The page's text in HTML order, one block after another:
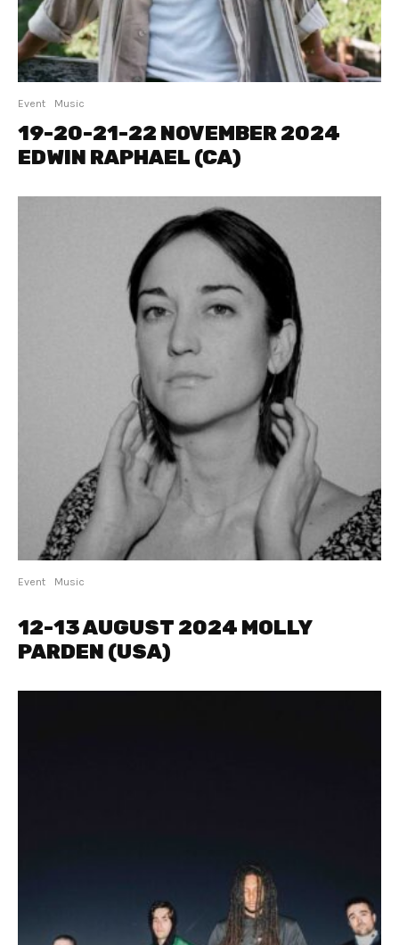
Event Music
19-20-21-22 NOVEMBER 2024
EDWIN RAPHAEL (CA)
Event Music
12-13 AUGUST 2024 MOLLY
PARDEN (USA)